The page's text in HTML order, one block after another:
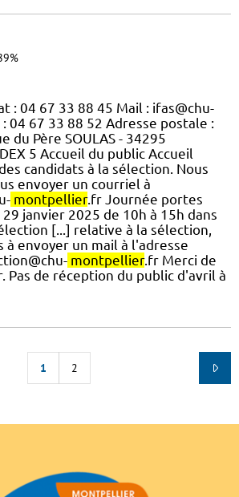
: 04 67 33 88 45 Mail : ifas@chu-
: 04 67 33 88 52 Adresse postale :
du Père SOULAS - 34295
5 Accueil du public Accueil
candidats à la sélection. Nous
envoyer un courriel à
montpellier.fr Journée portes
janvier 2025 de 10h à 15h dans
[...] relative à la sélection,
à envoyer un mail à l'adresse
montpellier.fr Merci de
Pas de réception du public d'avril à
1 2